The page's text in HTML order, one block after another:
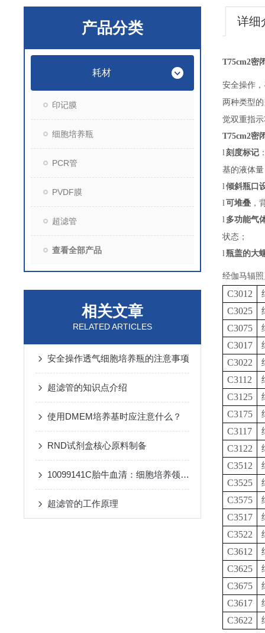
产品分类
耗材
印记膜
细胞培养瓶
PCR管
PVDF膜
超滤管
查看全部产品
相关文章
RELATED ARTICLES
安全操作透气细胞培养瓶的注意事项
超滤管的知识点介绍
使用DMEM培养基时应注意什么？
RND试剂盒核心原料制备
10099141C胎牛血清：细胞培养领域的关键角色
超滤管的工作原理
详细
T75cm2密
安全操作
两种类型
觉双重指
T75cm2密
l 刻度标记
基的液体
l 倾斜瓶口
l 可堆叠 ，
l 多功能气
状态；
l 瓶盖的大
经伽马辐
C3012
C3025
C3075
C3017
C3022
C3112
C3125
C3175
C3117
C3122
C3512
C3525
C3575
C3517
C3522
C3612
C3625
C3675
C3617
C3622